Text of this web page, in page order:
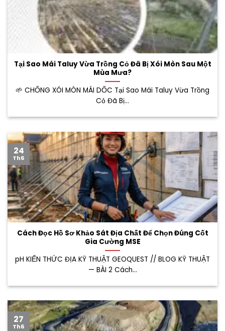
Tại Sao Mái Taluy Vừa Trồng Cỏ Đã Bị Xói Mòn Sau Một
Mùa Mưa?
🌱 CHỐNG XÓI MÒN MÁI DỐC Tại Sao Mái Taluy Vừa Trồng
Cỏ Đã Bị...
Cách Đọc Hồ Sơ Khảo Sát Địa Chất Để Chọn Đúng Cốt
Gia Cường MSE
pH KIẾN THỨC ĐỊA KỸ THUẬT GEOQUEST // BLOG KỸ THUẬT
— BÀI 2 Cách...
24
Th6
27
Th6